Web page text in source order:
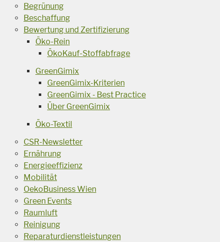
Begrünung
Beschaffung
Bewertung und Zertifizierung
Öko-Rein
ÖkoKauf-Stoffabfrage
GreenGimix
GreenGimix-Kriterien
GreenGimix - Best Practice
Über GreenGimix
Öko-Textil
CSR-Newsletter
Ernährung
Energieeffizienz
Mobilität
OekoBusiness Wien
Green Events
Raumluft
Reinigung
Reparaturdienstleistungen